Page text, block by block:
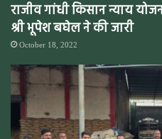
राजीव गांधी किसान न्याय
श्री भूपेश बघेल ने की जारी
October 18, 2022